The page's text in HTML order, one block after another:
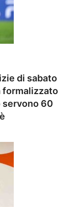
di sabato
formalizzato
servono 60